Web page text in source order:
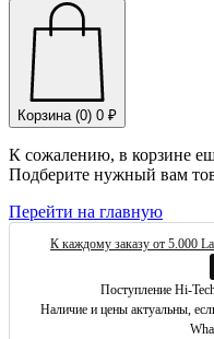
Корзина (0) 0 ₽
К сожалению, в корзине
Подберите нужный вам
Перейти на главную
К каждому заказу от 5.000
Поступление Hi-
Наличие и цены актуальны,